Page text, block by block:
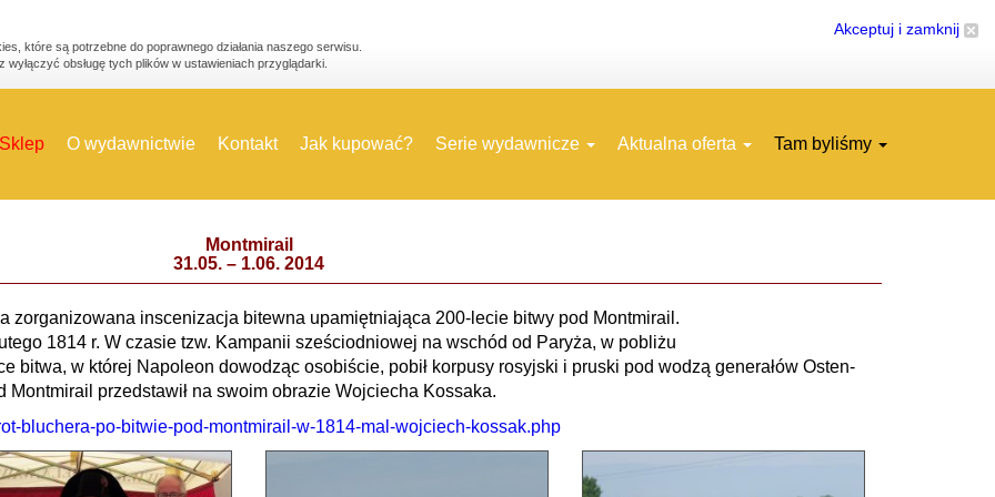
Akceptuj i zamknij
które są potrzebne do poprawnego działania naszego serwisu.
obsługę tych plików w ustawieniach przyglądarki.
Sklep O wydawnictwie Kontakt Jak kupować? Serie wydawnicze Aktualna oferta Tam byliśmy
Montmirail
31.05. – 1.06. 2014
zorganizowana inscenizacja bitewna upamiętniająca 200-lecie bitwy pod Montmirail.
1814 r. W czasie tzw. Kampanii sześciodniowej na wschód od Paryża, w pobliżu
bitwa, w której Napoleon dowodząc osobiście, pobił korpusy rosyjski i pruski pod wodzą generałów Osten-
przedstawił na swoim obrazie Wojciecha Kossaka.
bluchera-po-bitwie-pod-montmirail-w-1814-mal-wojciech-kossak.php